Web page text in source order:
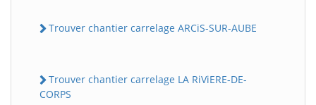
Trouver chantier carrelage ARCiS-SUR-AUBE
Trouver chantier carrelage LA RiViERE-DE-
CORPS